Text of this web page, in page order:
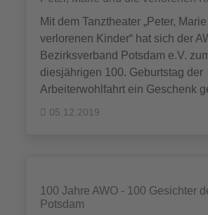
Mit dem Tanztheater „Peter,
verlorenen Kinder“ hat sich der
Bezirksverband Potsdam e.V.
diesjährigen 100. Geburtstag der
Arbeiterwohlfahrt ein Geschenk
05.12.2019
100 Jahre AWO - 100 Gesichter
Potsdam